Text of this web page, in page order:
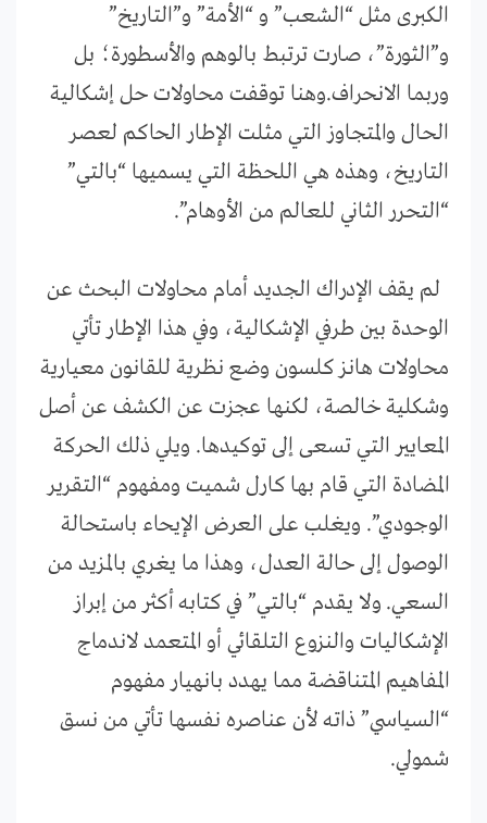
الكبرى مثل “الشعب” و “الأمة” و”التاريخ”
و”الثورة”، صارت ترتبط بالوهم والأسطورة؛ بل
وربما الانحراف.وهنا توقفت محاولات حل إشكالية
الحال والمتجاوز التي مثلت الإطار الحاكم لعصر
التاريخ، وهذه هي اللحظة التي يسميها “بالتي”
“التحرر الثاني للعالم من الأوهام”.
لم يقف الإدراك الجديد أمام محاولات البحث عن
الوحدة بين طرفي الإشكالية، وفي هذا الإطار تأتي
محاولات هانز كلسون وضع نظرية للقانون معيارية
وشكلية خالصة، لكنها عجزت عن الكشف عن أصل
المعايير التي تسعى إلى توكيدها. ويلي ذلك الحركة
المضادة التي قام بها كارل شميت ومفهوم “التقرير
الوجودي”. ويغلب على العرض الإيحاء باستحالة
الوصول إلى حالة العدل، وهذا ما يغري بالمزيد من
السعي. ولا يقدم “بالتي” في كتابه أكثر من إبراز
الإشكاليات والنزوع التلقائي أو المتعمد لاندماج
المفاهيم المتناقضة مما يهدد بانهيار مفهوم
“السياسي” ذاته لأن عناصره نفسها تأتي من نسق
شمولي.